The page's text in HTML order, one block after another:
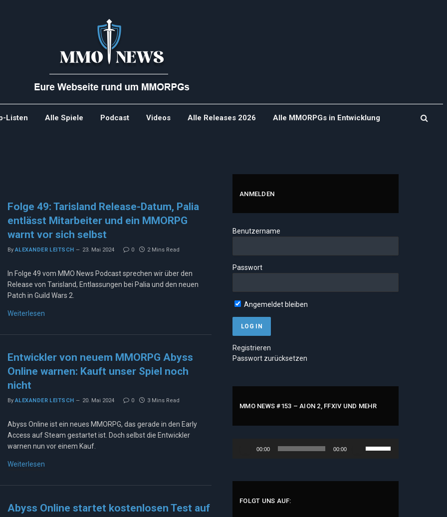
Listen Alle Spiele Podcast Videos Alle Releases 2026 Alle MMORPGs in Entwicklung
Folge 49: Tarisland Release-Datum, Palia
entlässt Mitarbeiter und ein MMORPG
warnt vor sich selbst
By ALEXANDER LEITSCH 23. Mai 2024 0 2 Mins Read
In Folge 49 vom MMO News Podcast sprechen wir über den
Release von Tarisland, Entlassungen bei Palia und den neuen
Patch in Guild Wars 2.
Weiterlesen
Entwickler von neuem MMORPG Abyss
Online warnen: Kauft unser Spiel noch
nicht
By ALEXANDER LEITSCH 20. Mai 2024 0 3 Mins Read
Abyss Online ist ein neues MMORPG, das gerade in den Early
Access auf Steam gestartet ist. Doch selbst die Entwickler
warnen nun vor einem Kauf.
Weiterlesen
Abyss Online startet kostenlosen Test auf
ANMELDEN
Benutzername
Passwort
Angemeldet bleiben
Registrieren
Passwort zurücksetzen
MMO NEWS #153 – AION 2, FFXIV UND MEHR
00:00 00:00
FOLGT UNS AUF: